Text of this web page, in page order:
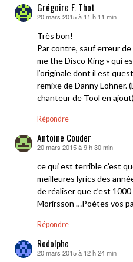
Grégoire F. Thot
dit :
20 mars 2015 à 11 h 11 min
Très bon!
Par contre, sauf erreur
me the Disco King » qui
l’originale dont il est
remixe de Danny Lohner.
chanteur de Tool en
Répondre
Antoine Couder
dit :
20 mars 2015 à 9 h 30 min
ce qui est terrible c’est
meilleures lyrics des
de réaliser que c’est
Morirsson …Poètes vos
Répondre
Rodolphe
dit :
20 mars 2015 à 12 h 24 min